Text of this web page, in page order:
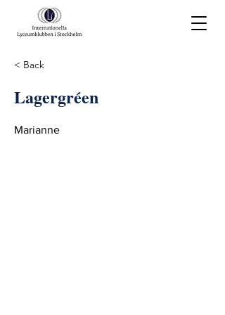
< Back
Lagergréen
Marianne